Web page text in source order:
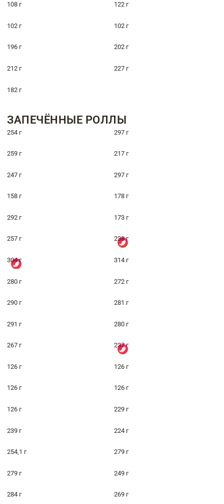
108 г 122 г
102 г 102 г
196 г 202 г
212 г 227 г
182 г
ЗАПЕЧЁННЫЕ РОЛЛЫ
254 г 297 г
259 г 217 г
247 г 297 г
158 г 178 г
292 г 173 г
257 г 238 г
304 г 314 г
280 г 272 г
290 г 281 г
291 г 280 г
267 г 237 г
126 г 126 г
126 г 126 г
126 г 229 г
239 г 224 г
254,1 г 279 г
279 г 249 г
284 г 269 г